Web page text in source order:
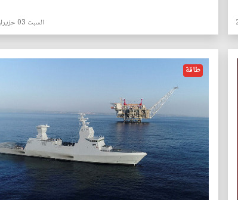
السبت 03 حزيران 2023
طاقة